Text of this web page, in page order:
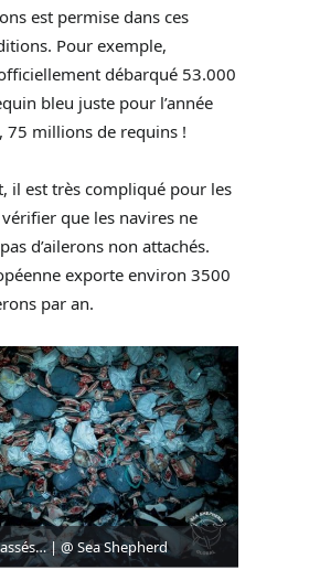
est permise dans ces
Pour exemple,
officiellement débarqué 53.000
bleu juste pour l’année
75 millions de requins !
il est très compliqué pour les
que les navires ne
d’ailerons non attachés.
exporte environ 3500
par an.
| @ Sea Shepherd